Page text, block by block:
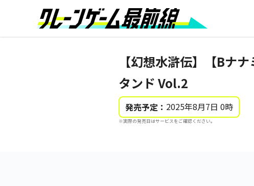
【幻想水滸伝】【Bナ
タンド Vol.2
発売予定： 2025年8月7日 0時
※実際の発売日はサービスをご確認ください。